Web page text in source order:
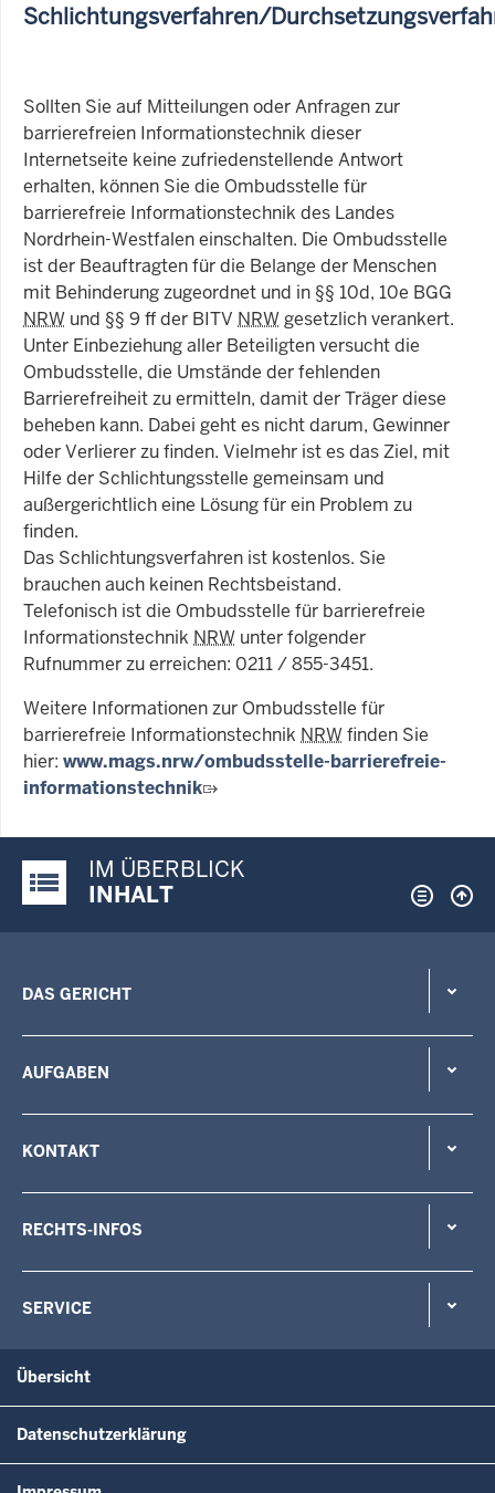
Schlichtungsverfahren/
Sollten Sie auf Mitteilungen oder Anfragen zur
barrierefreien Informationstechnik dieser
Internetseite keine zufriedenstellende Antwort
erhalten, können Sie die Ombudsstelle für
barrierefreie Informationstechnik des Landes
Nordrhein-Westfalen einschalten. Die Ombudsstelle
ist der Beauftragten für die Belange der Menschen
mit Behinderung zugeordnet und in §§ 10d, 10e BGG
NRW und §§ 9 ff der BITV NRWgesetzlich verankert.
Unter Einbeziehung aller Beteiligten versucht die
Ombudsstelle, die Umstände der fehlenden
Barrierefreiheit zu ermitteln, damit der Träger diese
beheben kann. Dabei geht es nicht darum, Gewinner
oder Verlierer zu finden. Vielmehr ist es das Ziel, mit
Hilfe der Schlichtungsstelle gemeinsam und
außergerichtlich eine Lösung für ein Problem zu
finden.
Das Schlichtungsverfahren ist kostenlos. Sie
brauchen auch keinen Rechtsbeistand.
Telefonisch ist die Ombudsstelle für barrierefreie
Informationstechnik NRW unter folgender
Rufnummer zu erreichen: 0211 / 855-3451.
Weitere Informationen zur Ombudsstelle für
barrierefreie Informationstechnik NRWfinden Sie
hier: www.mags.nrw/ombudsstelle-barrierefreie-
informationstechnik
Justiz-Portal im Überblick:
IM ÜBERBLICK
INHALT
DAS GERICHT
AUFGABEN
KONTAKT
RECHTS-INFOS
SERVICE
Übersicht
Datenschutzerklärung